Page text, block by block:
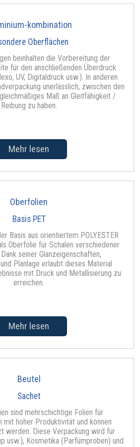
kombination
Oberflächen
beinhalten die Vorbereitung der
für den anschließenden Überdruck
UV, Digitaldruck usw.). In anderen
unerlässlich, zwischen den
Maß an Gleitfähigkeit /
Reibung zu haben.
Mehr lesen
Oberfolien
Basis PET
Basis aus orientiertem POLYESTER
Oberfolie für Schalen verschiedener
seiner Glanzeigenschaften,
Planlage erlaubt dieses Material
mit Druck und Metallisierung zu
erreichen.
Mehr lesen
Beutel
Sachet
sind mehrschichtige Folien für
mit hoher Produktivität und können
werden. Diese Verpackung wird für
usw.), Kosmetika (Parfümproben) und